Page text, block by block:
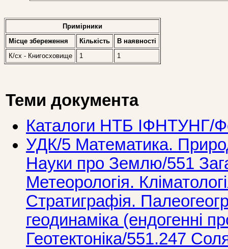
Примірники
Місце збереження
Кількість
В наявностi
К/сх - Книгосховище
1 1
Теми документа
Каталоги НТБ ІФНТУНГ/
УДК/5 Математика.
Науки про Землю/551
Метеорологія.
Стратиграфія.
геодинаміка (ендогенні
Геотектоніка/551.247